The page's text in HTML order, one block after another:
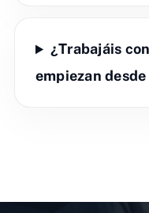
¿Trabajáis
empiezan desde